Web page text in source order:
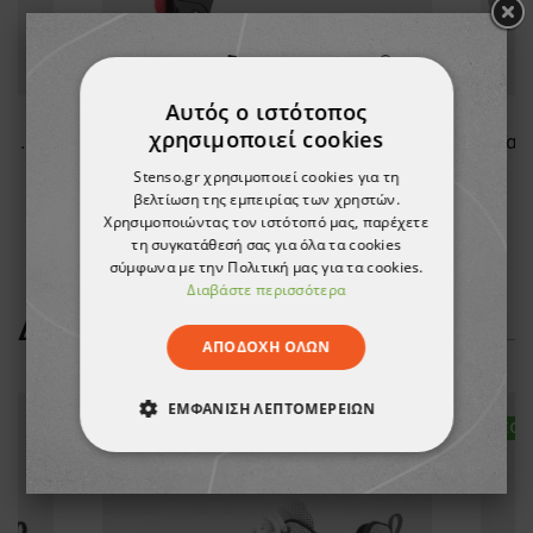
Κοντομάνικη μπλούζα REVOLT COOL-DRY GREY
7,19 €
ΔΕΊΤΕ ΠΕΡΙΣΣΌΤΕΡΑ
ΝΈΟ
Αυτός ο ιστότοπος
χρησιμοποιεί cookies
Stenso.gr χρησιμοποιεί cookies για τη
βελτίωση της εμπειρίας των χρηστών.
Χρησιμοποιώντας τον ιστότοπό μας, παρέχετε
τη συγκατάθεσή σας για όλα τα cookies
σύμφωνα με την Πολιτική μας για τα cookies.
Διαβάστε περισσότερα
ΑΠΟΔΟΧΉ ΌΛΩΝ
ΕΜΦΆΝΙΣΗ ΛΕΠΤΟΜΕΡΕΙΏΝ
ΑΠΟΛΎΤΩΣ ΑΠΑΡΑΊΤΗΤΑ
ΣΤΌΧΕΥΣΗΣ